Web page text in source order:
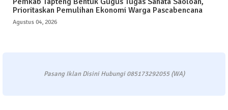
Prioritaskan Pemulihan Ekonomi Warga Pascabencana
Agustus 04, 2026
Pasang Iklan Disini Hubungi 085173292055 (WA)